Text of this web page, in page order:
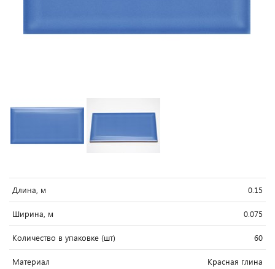
Длина, м 0.15
Ширина, м 0.075
Количество в упаковке (шт) 60
Материал Красная глина